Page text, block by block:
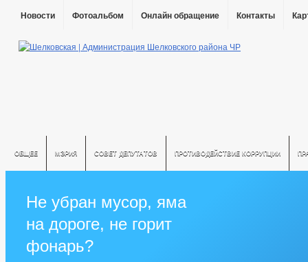
Новости Фотоальбом Онлайн обращение Контакты
ОБЩЕЕ МЭРИЯ СОВЕТ ДЕПУТАТОВ ПРОТИВОДЕЙСТВИЕ КОРРУПЦИИ
Не убран мусор, яма
на дороге, не горит
фонарь?